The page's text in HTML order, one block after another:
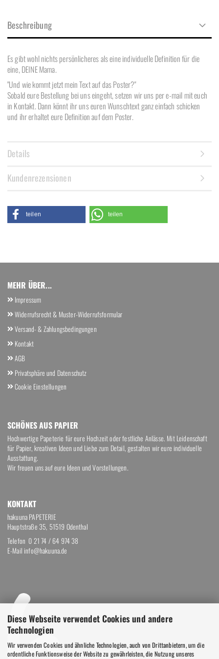
Diese Webseite verwendet Cookies und andere
Technologien
Wir verwenden Cookies und ähnliche Technologien, auch von Drittanbietern, um die
ordentliche Funktionsweise der Website zu gewährleisten, die Nutzung unseres
Beschreibung
Es gibt wohl nichts persönlicheres als eine individuelle Definition für die
eine, DEINE Mama.
"Und wie kommt jetzt mein Text auf das Poster?"
Sobald eure Bestellung bei uns eingeht, setzen wir uns per e-mail mit euch
in Kontakt. Dann könnt ihr uns euren Wunschtext ganz einfach schicken
und ihr erhaltet eure Definition auf dem Poster.
Details
Kundenrezensionen
teilen teilen
MEHR ÜBER...
Impressum
Widerrufsrecht & Muster-Widerrufsformular
Versand- & Zahlungsbedingungen
Kontakt
AGB
Privatsphäre und Datenschutz
Cookie Einstellungen
SCHÖ­NES AUS PA­PIER
Hochwertige Papeterie für eure Hochzeit oder festliche Anlässe. Mit Leidenschaft
für Papier, kreativen Ideen und Liebe zum Detail, gestalten wir eure individuelle
Ausstattung.
Wir freuen uns auf eure Ideen und Vorstellungen.
KON­TAKT
hakuuna PAPETERIE
Hauptstraße 35, 51519 Odenthal
Telefon 0 21 74 / 64 974 38
E-Mail info@hakuuna.de